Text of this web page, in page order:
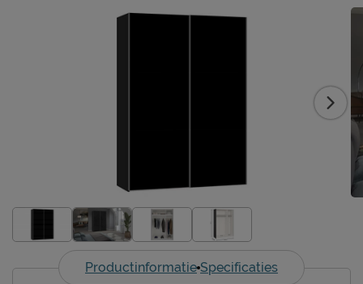
Productinformatie Specificaties